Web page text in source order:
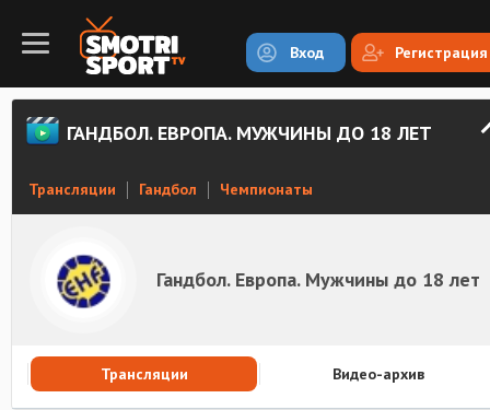
Вход Регистрация
ГАНДБОЛ. ЕВРОПА. МУЖЧИНЫ ДО 18 ЛЕТ
Трансляции Гандбол Чемпионаты
Гандбол. Европа. Мужчины до 18 лет
Трансляции Видео-архив